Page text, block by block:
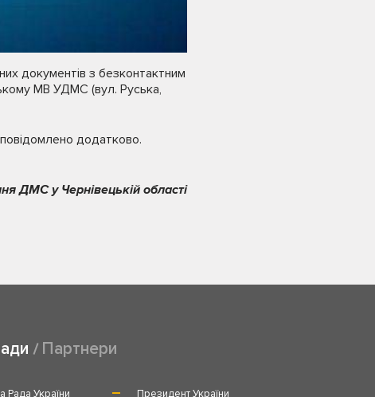
документів з безконтактним
МВ УДМС (вул. Руська,
додатково.
ДМС у Чернівецькій області
Партнери
Рада України Президент України